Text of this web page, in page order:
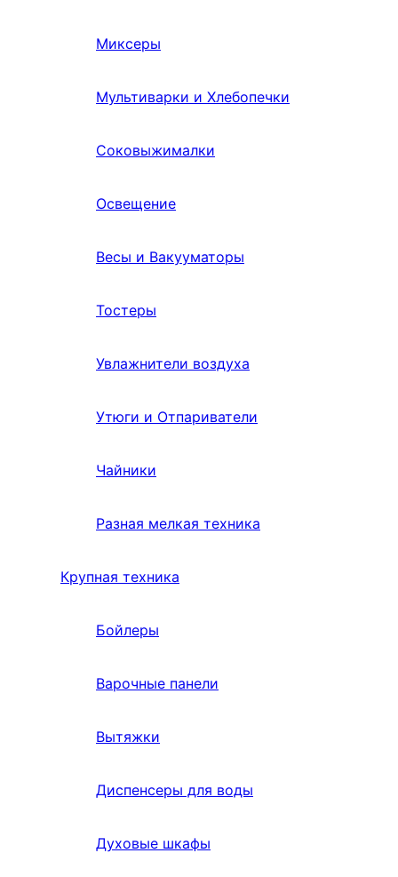
Миксеры
Мультиварки и Хлебопечки
Соковыжималки
Освещение
Весы и Вакууматоры
Тостеры
Увлажнители воздуха
Утюги и Отпариватели
Чайники
Разная мелкая техника
Крупная техника
Бойлеры
Варочные панели
Вытяжки
Диспенсеры для воды
Духовые шкафы